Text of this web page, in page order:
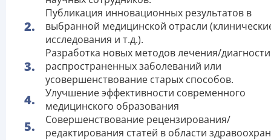
Публикация инновационных результатов в
выбранной медицинской отрасли
исследования и т.д.).
Разработка новых методов лечения/
распространенных заболеваний или
усовершенствование старых способов.
Улучшение эффективности современного
медицинского образования
Совершенствование рецензирования/
редактирования статей в области